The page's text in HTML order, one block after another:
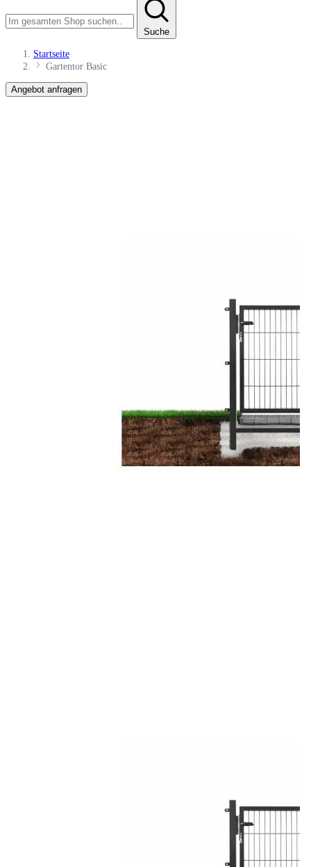
Suche
Startseite
Gartentor Basic
Angebot anfragen